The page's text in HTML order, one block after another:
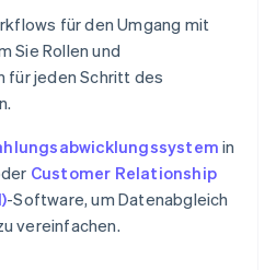
für den Umgang mit
Sie Rollen und
für jeden Schritt des
in
Customer Relationship
-Software, um Datenabgleich
vereinfachen.